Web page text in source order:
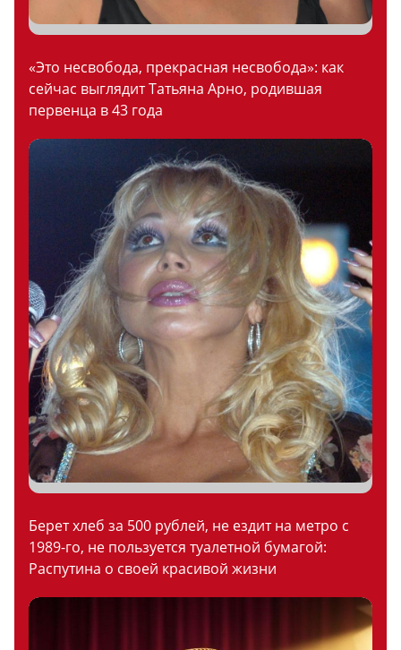
«Это несвобода, прекрасная несвобода»: как
сейчас выглядит Татьяна Арно, родившая
первенца в 43 года
Берет хлеб за 500 рублей, не ездит на метро с
1989-го, не пользуется туалетной бумагой:
Распутина о своей красивой жизни